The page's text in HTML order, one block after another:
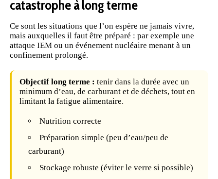
catastrophe à long terme
Ce sont les situations que l’on espère ne jamais vivre,
mais auxquelles il faut être préparé : par exemple une
attaque IEM ou un événement nucléaire menant à un
confinement prolongé.
Objectif long terme : tenir dans la durée avec un
minimum d’eau, de carburant et de déchets, tout en
limitant la fatigue alimentaire.
Nutrition correcte
Préparation simple (peu d’eau/peu de
carburant)
Stockage robuste (éviter le verre si possible)